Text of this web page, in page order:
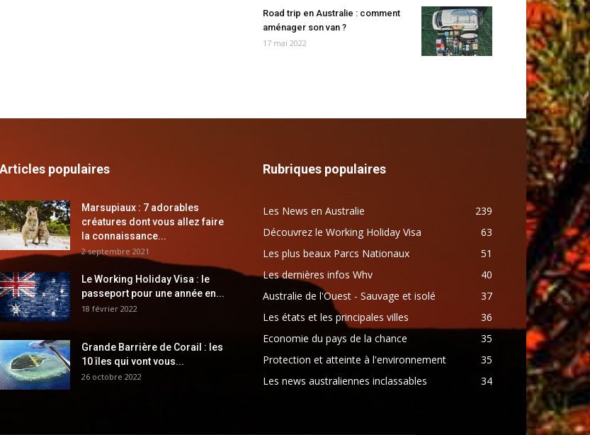
Road trip en Australie : comment
aménager son van ?
17 mai 2022
Articles populaires
Marsupiaux : 7 adorables
créatures dont vous allez faire
la connaissance...
2 septembre 2021
Le Working Holiday Visa : le
passeport pour une année en...
18 février 2022
Grande Barrière de Corail : les
10 îles qui vont vous...
26 octobre 2022
Rubriques populaires
Les News en Australie
239
Découvrez le Working Holiday Visa
63
Les plus beaux Parcs Nationaux
51
Les dernières infos Whv
40
Australie de l'Ouest - Sauvage et isolé
37
Les états et les principales villes
36
Economie du pays de la chance
35
Protection et atteinte à l'environnement
35
Les news australiennes inclassables
34